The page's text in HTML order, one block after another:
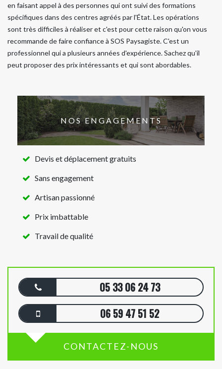
en faisant appel à des personnes qui ont suivi des formations
spécifiques dans des centres agréés par l'État. Les opérations
sont très difficiles à réaliser et c'est pour cette raison qu'on vous
recommande de faire confiance à SOS Paysagiste. C'est un
professionnel qui a plusieurs années d'expérience. Sachez qu'il
peut proposer des prix intéressants et qui sont abordables.
NOS ENGAGEMENTS
Devis et déplacement gratuits
Sans engagement
Artisan passionné
Prix imbattable
Travail de qualité
05 33 06 24 73
06 59 47 51 52
CONTACTEZ-NOUS